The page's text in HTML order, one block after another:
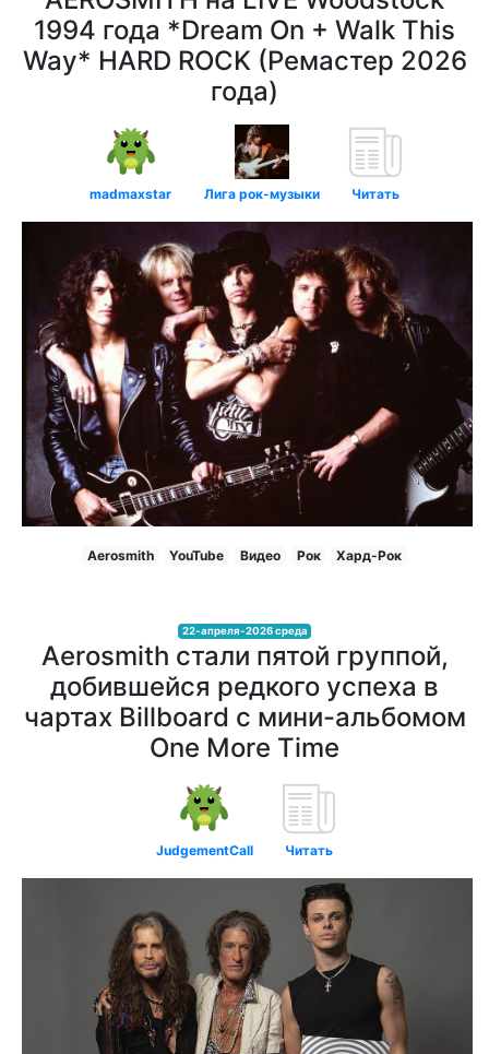
1994 года *Dream On + Walk This
Way* HARD ROCK (Ремастер 2026
года)
madmaxstar Лига рок-музыки Читать
Aerosmith YouTube Видео Рок Хард-Рок
22-апреля-2026 среда
Aerosmith стали пятой группой,
добившейся редкого успеха в
чартах Billboard с мини-альбомом
One More Time
JudgementCall Читать